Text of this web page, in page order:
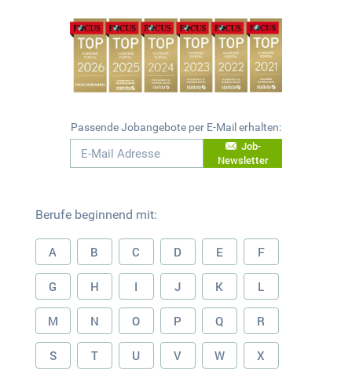
Passende Jobangebote per E-Mail erhalten:
Job-
Newsletter
Berufe beginnend mit:
A B C D E F
G H I J K L
M N O P Q R
S T U V W X